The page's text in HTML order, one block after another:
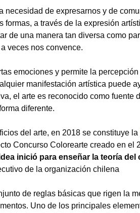
necesidad de expresarnos y de
formas, a través de la expresión
de una manera tan diversa como
veces nos convence.
emociones y permite la
manifestación artística puede
el arte es reconocido como fuente
diferente.
del arte, en 2018 se constituye la
Concurso Colorearte creado en el
inició para enseñar la teoría
de la organización chilena
de reglas básicas que rigen la
Uno de los principales